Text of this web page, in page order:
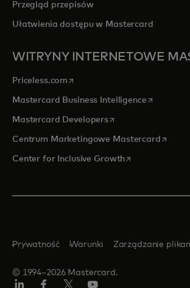
Przegląd przepisów
Ułatwienia dostępu w Mastercard
WITRYNY INTERNETOWE
Priceless.com opens in a new tab
Mastercard Business Intelligenceopens in a
Mastercard Developersopens in a new tab
Centrum Marketingowe Mastercardopens
Center for Inclusive Growthopens in a new
© 1994–2026 Mastercard.
Prywatność Warunki Zarządzanie